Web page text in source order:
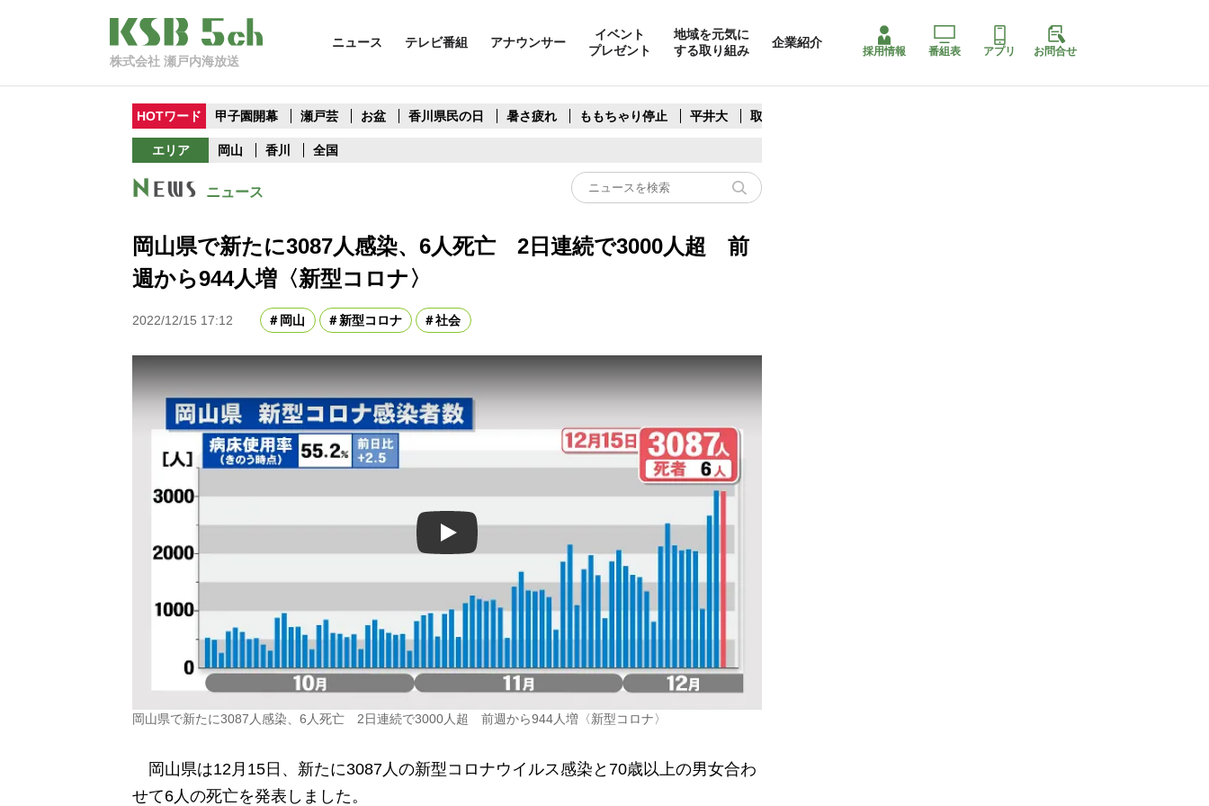
株式会社 瀬戸内海放送
ニュース テレビ番組 アナウンサー
イベント
プレゼント
地域を元気に
する取り組み
企業紹介
採用情報 番組表 アプリ お問合せ
HOTワード 甲子園開幕 瀬戸芸 お盆 香川県民の日 暑さ疲れ ももちゃり停止 平井大 取水制限
エリア 岡山 香川 全国
ニュース
岡山県で新たに3087人感染、6人死亡 2日連続で3000人超 前
週から944人増〈新型コロナ〉
2022/12/15 17:12 岡山 新型コロナ 社会
Play
岡山県で新たに3087人感染、6人死亡 2日連続で3000人超 前週から944人増〈新型コロナ〉
岡山県は12月15日、新たに3087人の新型コロナウイルス感染と70歳以上の男女合わ
せて6人の死亡を発表しました。